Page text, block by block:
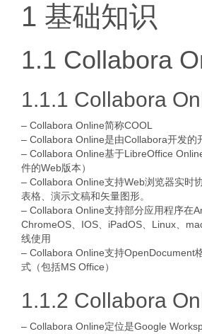
1 基础知识
1.1 Collabora
1.1.1 Collabora
– Collabora Online简称COOL
– Collabora Online是由Collabora开发的
– Collabora Online基于LibreOffice
件的Web版本）
– Collabora Online支持Web浏览器实时
表格、演示文稿和矢量图形。
– Collabora Online支持部分应用程序在
ChromeOS、IOS、iPadOS、Linux、
线使用
– Collabora Online支持OpenDocument
式（包括MS Office）
1.1.2 Collabora
– Collabora Online定位是Google